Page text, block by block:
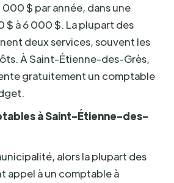
$ par année, dans une
à 6 000 $. La plupart des
deux services, souvent les
À Saint-Étienne-des-Grès,
gratuitement un comptable
à Saint-Étienne-des-
alors la plupart des
appel à un comptable à